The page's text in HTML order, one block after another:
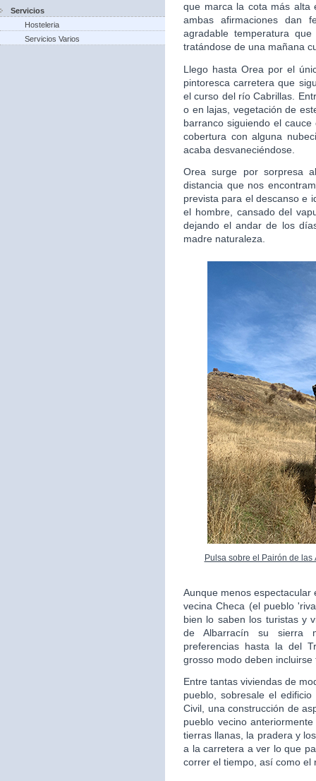
Servicios
Hosteleria
Servicios Varios
que marca la cota más alta
ambas afirmaciones dan
agradable temperatura
tratándose de una mañana
Llego hasta Orea por el
pintoresca carretera que
el curso del río Cabrillas.
o en lajas, vegetación de
barranco siguiendo el
cobertura con alguna
acaba desvaneciéndose.
Orea surge por sorpresa
distancia que nos
prevista para el descanso e
el hombre, cansado del
dejando el andar de los
madre naturaleza.
Pulsa sobre el Pairón de
Aunque menos espectacular
vecina Checa (el pueblo
bien lo saben los turistas y
de Albarracín su sierra
preferencias hasta la del
grosso modo deben
Entre tantas viviendas de
pueblo, sobresale el
Civil, una construcción de
pueblo vecino
tierras llanas, la pradera y
a la carretera a ver lo que
correr el tiempo, así como el